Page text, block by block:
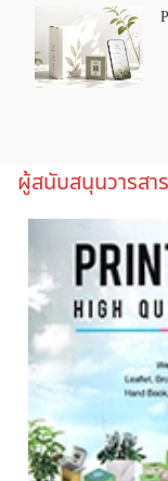
ผู้สนับสนุนวารส